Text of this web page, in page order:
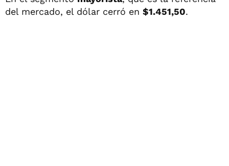
del mercado, el dólar cerró en $1.451,50.